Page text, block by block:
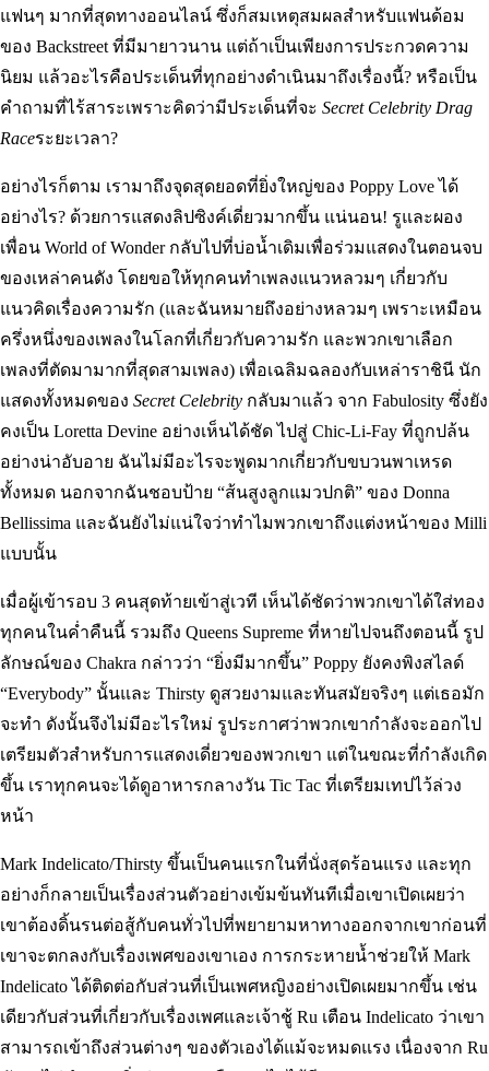
แฟนๆ มากที่สุดทางออนไลน์ ซึ่งก็สมเหตุสมผลสำหรับแฟนด้อม
ของ Backstreet ที่มีมายาวนาน แต่ถ้าเป็นเพียงการประกวดความ
นิยม แล้วอะไรคือประเด็นที่ทุกอย่างดำเนินมาถึงเรื่องนี้? หรือเป็น
คำถามที่ไร้สาระเพราะคิดว่ามีประเด็นที่จะ Secret Celebrity Drag
Raceระยะเวลา?
อย่างไรก็ตาม เรามาถึงจุดสุดยอดที่ยิ่งใหญ่ของ Poppy Love ได้
อย่างไร? ด้วยการแสดงลิปซิงค์เดี่ยวมากขึ้น แน่นอน! รูและผอง
เพื่อน World of Wonder กลับไปที่บ่อน้ำเดิมเพื่อร่วมแสดงในตอนจบ
ของเหล่าคนดัง โดยขอให้ทุกคนทำเพลงแนวหลวมๆ เกี่ยวกับ
แนวคิดเรื่องความรัก (และฉันหมายถึงอย่างหลวมๆ เพราะเหมือน
ครึ่งหนึ่งของเพลงในโลกที่เกี่ยวกับความรัก และพวกเขาเลือก
เพลงที่ตัดมามากที่สุดสามเพลง) เพื่อเฉลิมฉลองกับเหล่าราชินี นัก
แสดงทั้งหมดของ Secret Celebrity กลับมาแล้ว จาก Fabulosity ซึ่งยัง
คงเป็น Loretta Devine อย่างเห็นได้ชัด ไปสู่ ​​Chic-Li-Fay ที่ถูกปล้น
อย่างน่าอับอาย ฉันไม่มีอะไรจะพูดมากเกี่ยวกับขบวนพาเหรด
ทั้งหมด นอกจากฉันชอบป้าย “ส้นสูงลูกแมวปกติ” ของ Donna
Bellissima และฉันยังไม่แน่ใจว่าทำไมพวกเขาถึงแต่งหน้าของ Milli
แบบนั้น
เมื่อผู้เข้ารอบ 3 คนสุดท้ายเข้าสู่เวที เห็นได้ชัดว่าพวกเขาได้ใส่ทอง
ทุกคนในค่ำคืนนี้ รวมถึง Queens Supreme ที่หายไปจนถึงตอนนี้ รูป
ลักษณ์ของ Chakra กล่าวว่า “ยิ่งมีมากขึ้น” Poppy ยังคงพิงสไลด์
“Everybody” นั้นและ Thirsty ดูสวยงามและทันสมัยจริงๆ แต่เธอมัก
จะทำ ดังนั้นจึงไม่มีอะไรใหม่ รูประกาศว่าพวกเขากำลังจะออกไป
เตรียมตัวสำหรับการแสดงเดี่ยวของพวกเขา แต่ในขณะที่กำลังเกิด
ขึ้น เราทุกคนจะได้ดูอาหารกลางวัน Tic Tac ที่เตรียมเทปไว้ล่วง
หน้า
Mark Indelicato/Thirsty ขึ้นเป็นคนแรกในที่นั่งสุดร้อนแรง และทุก
อย่างก็กลายเป็นเรื่องส่วนตัวอย่างเข้มข้นทันทีเมื่อเขาเปิดเผยว่า
เขาต้องดิ้นรนต่อสู้กับคนทั่วไปที่พยายามหาทางออกจากเขาก่อนที่
เขาจะตกลงกับเรื่องเพศของเขาเอง การกระหายน้ำช่วยให้ Mark
Indelicato ได้ติดต่อกับส่วนที่เป็นเพศหญิงอย่างเปิดเผยมากขึ้น เช่น
เดียวกับส่วนที่เกี่ยวกับเรื่องเพศและเจ้าชู้ Ru เตือน Indelicato ว่าเขา
สามารถเข้าถึงส่วนต่างๆ ของตัวเองได้แม้จะหมดแรง เนื่องจาก Ru